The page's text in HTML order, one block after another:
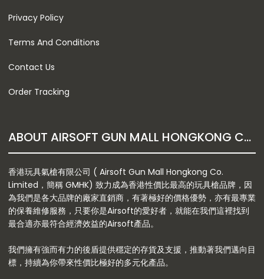
Privacy Policy
Terms And Conditions
Contact Us
Order Tracking
ABOUT AIRSOFT GUN MALL HONGKONG CO. LTD
香港玩具氣槍有限公司 ( Airsoft Gun Mall Hongkong Co.
Limited，簡稱 GMHK) 致力成為香港性價比最高的玩具槍品牌，因
為我們是各大品牌的廠家直銷商，有著極好的價格優勢，亦有最專業
的保養維修服務，只要你是Airsoft的愛好者，就能在我們這裡找到
最合適亦最符合經濟效益的Airsoft產品。
我們擁有強而有力的後盾提供穩定的存貨及支援，推動著我們邁向目
標，持續為你帶來性價比極好的多元化產品。